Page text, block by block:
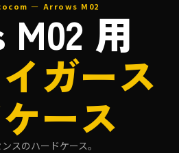
— Arrows M02用
ガース
ース
スのハードケース。